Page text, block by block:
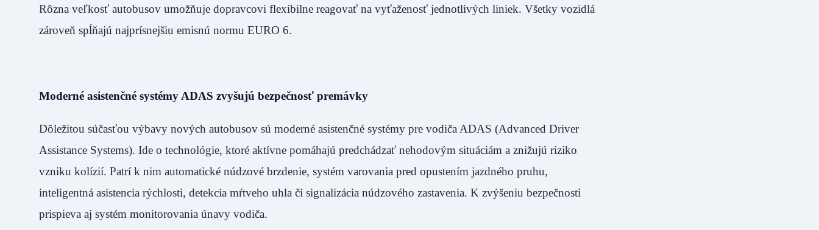
Rôzna veľkosť autobusov umožňuje dopravcovi flexibilne reagovať na vyťaženosť jednotlivých liniek. Všetky vozidlá
zároveň spĺňajú najprísnejšiu emisnú normu EURO 6.
Moderné asistenčné systémy ADAS zvyšujú bezpečnosť premávky
Dôležitou súčasťou výbavy nových autobusov sú moderné asistenčné systémy pre vodiča ADAS (Advanced Driver
Assistance Systems). Ide o technológie, ktoré aktívne pomáhajú predchádzať nehodovým situáciám a znižujú riziko
vzniku kolízií. Patrí k nim automatické núdzové brzdenie, systém varovania pred opustením jazdného pruhu,
inteligentná asistencia rýchlosti, detekcia mŕtveho uhla či signalizácia núdzového zastavenia. K zvýšeniu bezpečnosti
prispieva aj systém monitorovania únavy vodiča.